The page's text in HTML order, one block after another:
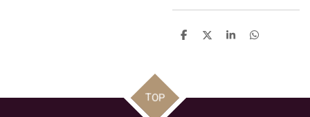
D
D
S
D
TOP